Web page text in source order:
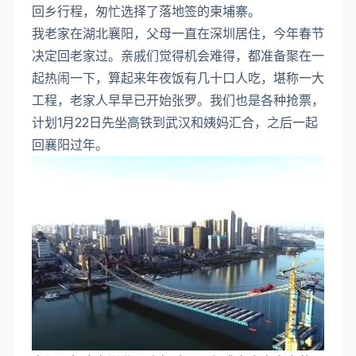
回乡行程，匆忙选择了落地签的柬埔寨。
我老家在湖北襄阳，父母一直在深圳居住，今年春节
决定回老家过。亲戚们觉得机会难得，都准备聚在一
起热闹一下，算起来年夜饭有几十口人吃，堪称一大
工程，老家人早早已开始张罗。我们也是各种抢票，
计划1月22日先坐高铁到武汉和姨妈汇合，之后一起
回襄阳过年。